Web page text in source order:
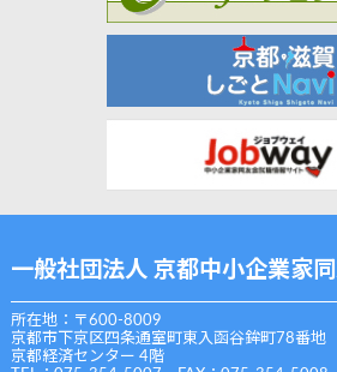
一般社団法人 京都中小企業家
所在地：〒600-8009
京都市下京区四条通室町東入函谷鉾町78番地
京都経済センター 4階